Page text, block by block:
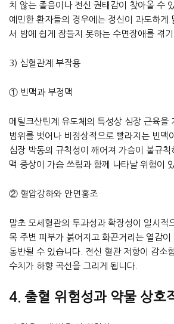
치 않는 졸음이나 전신 권태감이 찾아올 수
예민한 환자들의 경우에는 정신이 과도하게
서 밤에 쉽게 잠들지 못하는 수면장애를 겪기
3) 심혈관계 부작용
① 빈맥과 부정맥
메틸크산틴계 유도체의 특성상 심장 근육을
범위를 벗어나 비정상적으로 빨라지는 빈맥
심장 박동의 규칙성이 깨어져 가슴이 불규칙
맥 증상이 가슴 쓰림과 함께 나타날 위험이
② 혈압강하와 안면홍조
말초 모세혈관의 투과성과 확장성이 일시적
목 주변 피부가 붉어지고 화끈거리는 열감
동반될 수 있습니다. 전신 혈관 저항이 감소
수치가 하향 곡선을 그리게 됩니다.
4. 출혈 위험성과 약물 상호